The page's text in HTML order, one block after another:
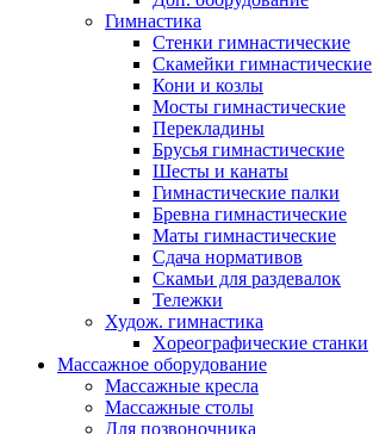
Гимнастика
Стенки гимнастические
Скамейки гимнастические
Кони и козлы
Мосты гимнастические
Перекладины
Брусья гимнастические
Шесты и канаты
Гимнастические палки
Бревна гимнастические
Маты гимнастические
Сдача нормативов
Скамьи для раздевалок
Тележки
Худож. гимнастика
Xореографические станки
Массажное оборудование
Массажные кресла
Массажные столы
Для позвоночника